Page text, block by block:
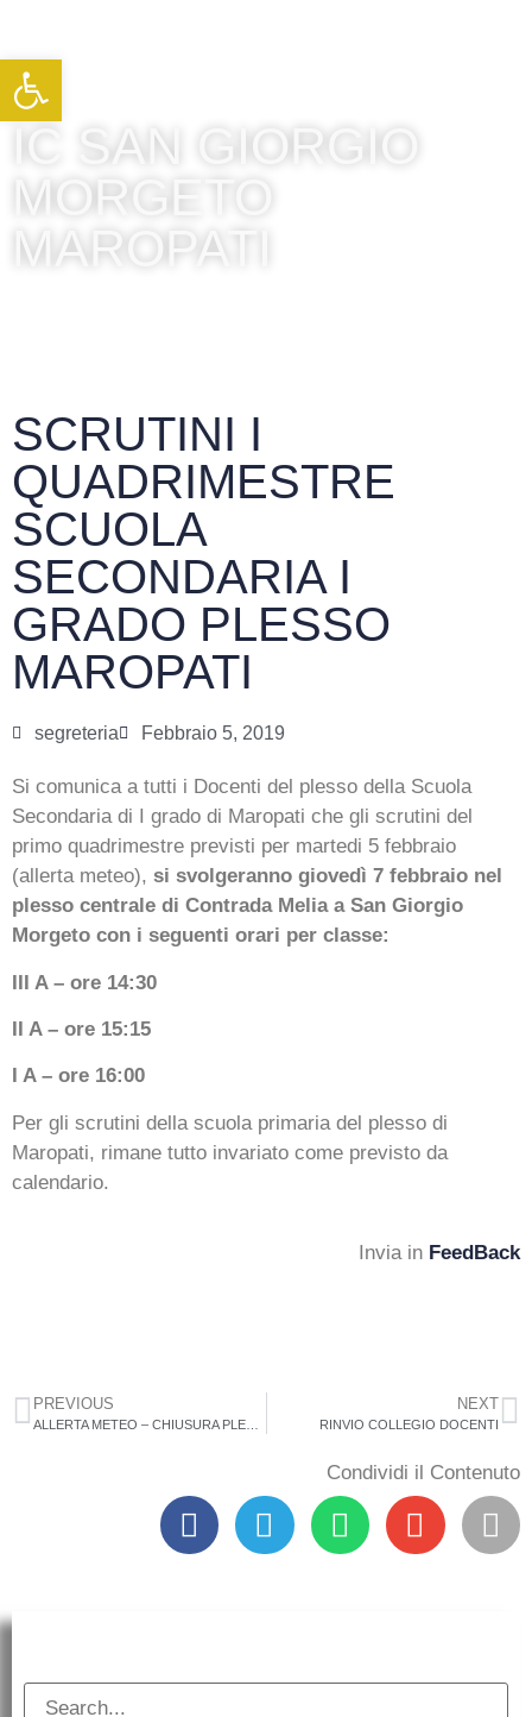
IC SAN GIORGIO
MORGETO
MAROPATI
SCRUTINI I
QUADRIMESTRE
SCUOLA
SECONDARIA I
GRADO PLESSO
MAROPATI
segreteria Febbraio 5, 2019
Si comunica a tutti i Docenti del plesso della Scuola
Secondaria di I grado di Maropati che gli scrutini del
primo quadrimestre previsti per martedi 5 febbraio
(allerta meteo), si svolgeranno giovedì 7 febbraio nel
plesso centrale di Contrada Melia a San Giorgio
Morgeto con i seguenti orari per classe:
III A – ore 14:30
II A – ore 15:15
I A – ore 16:00
Per gli scrutini della scuola primaria del plesso di
Maropati, rimane tutto invariato come previsto da
calendario.
Invia in FeedBack
PREVIOUS NEXT
RINVIO COLLEGIO DOCENTI
Condividi il Contenuto
Apri la barra degli strumenti